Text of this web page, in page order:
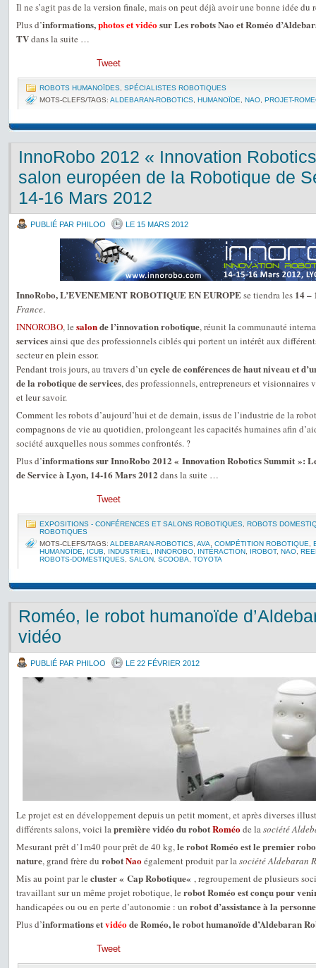
Il ne s’agit pas de la version finale, mais on peut déjà avoir une bonne idée du
Plus d’informations,photos et vidéosur Les robots Nao et Roméo
TVdans la suite …
Tweet
ROBOTS HUMANOÏDES SPÉCIALISTES ROBOTIQUES
MOTS-CLEFS/TAGS: ALDEBARAN-ROBOTICS HUMANOÏDE NAO PROJET-
InnoRobo 2012 « Innovation
salon européen de la Robotique de
14-16 Mars 2012
PUBLIÉ PAR PHILOO LE 15 MARS 2012
InnoRobo, L’EVENEMENT ROBOTIQUE EN EUROPEse tiendra les 14 –
France.
INNOROBO, le salonde l’innovation robotique, réunit la communauté
servicesainsi que des professionnels ciblés qui portent un intérêt aux
secteur en plein essor.
Pendant trois jours, au travers d’un cycle de conférences de haut niveau et
de la robotique de services, des professionnels, entrepreneurs et visionnaires
et leur savoir.
Comment les robots d’aujourd’hui et de demain, issus de l’industrie de la
compagnons de vie au quotidien, prolongeant les capacités humaines afin
société auxquelles nous sommes confrontés. ?
Plus d’informations sur InnoRobo 2012 « Innovation Robotics Summit »:
de Service à Lyon, 14-16 Mars 2012 dans la suite …
Tweet
EXPOSITIONS - CONFÉRENCES ET SALONS ROBOTIQUES ROBOTS
ROBOTIQUES
MOTS-CLEFS/TAGS: ALDEBARAN-ROBOTICS AVA COMPÉTITION ROBOTIQUE
HUMANOÏDE
ICUB INDUSTRIEL INNOROBO INTÉRACTION IROBOT, NAO
ROBOTS-DOMESTIQUES SALON SCOOBA TOYOTA
Roméo, le robot humanoïde
vidéo
PUBLIÉ PAR PHILOO LE 22 FÉVRIER 2012
Le projet est en développement depuis un petit moment, et après diverses
différents salons, voici lapremière vidéo du robotRoméode lasociété
Mesurant prêt d’1m40 pour prêt de 40 kg,le robot Roméo est le premier
nature, grand frère du robotNaoégalement produit par lasociété Aldebaran
Mis au point par le cluster « Cap Robotique« , regroupement de plusieurs
travaillant sur un même projet robotique, le robot Roméo est conçu pour
handicapées ou ou en perte d’autonomie : un robot d’assistance à la personne
Plus d’informations etvidéode Roméo, le robot humanoïde d’Aldebaran
Tweet